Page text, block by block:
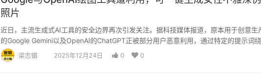
照片
近日，主流生成式AI工具的安全边界再次引发关注。据科技媒体报道，原本用于创意生
的Google Gemini以及OpenAI的ChatGPT正被部分用户恶意利用，通过特定的提示词
梁志镅 2025年12月24日 0 0